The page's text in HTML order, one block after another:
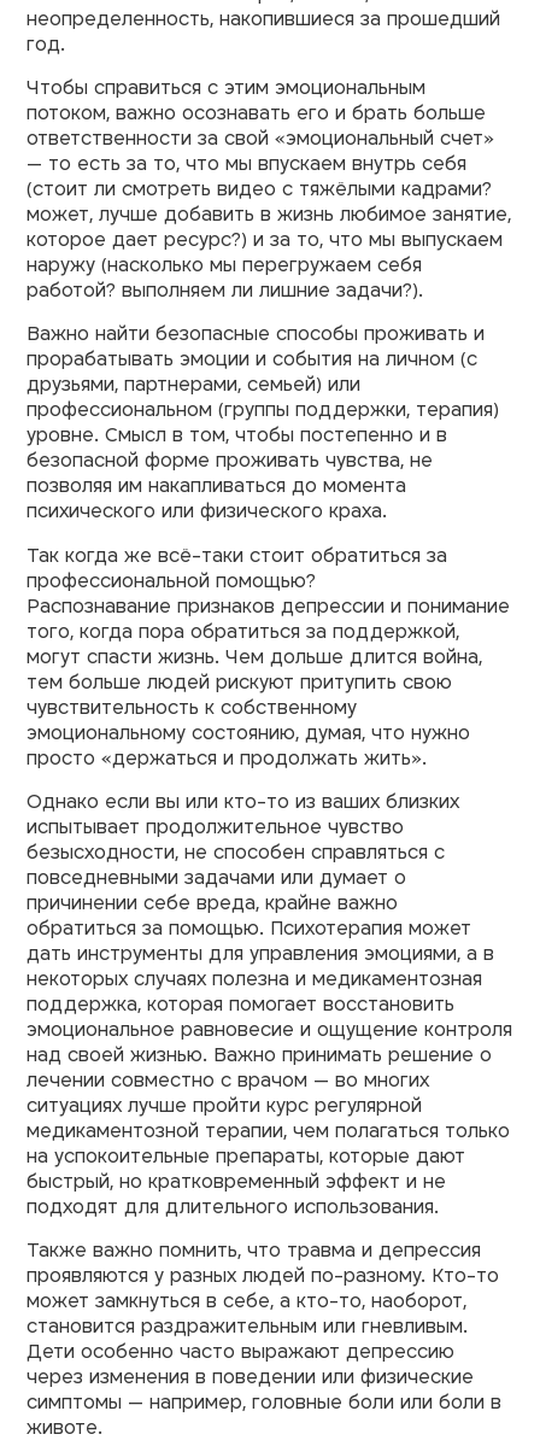
неопределенность, накопившиеся за прошедший
год.
Чтобы справиться с этим эмоциональным
потоком, важно осознавать его и брать больше
ответственности за свой «эмоциональный счет»
— то есть за то, что мы впускаем внутрь себя
(стоит ли смотреть видео с тяжёлыми кадрами?
может, лучше добавить в жизнь любимое занятие,
которое дает ресурс?) и за то, что мы выпускаем
наружу (насколько мы перегружаем себя
работой? выполняем ли лишние задачи?).
Важно найти безопасные способы проживать и
прорабатывать эмоции и события на личном (с
друзьями, партнерами, семьей) или
профессиональном (группы поддержки, терапия)
уровне. Смысл в том, чтобы постепенно и в
безопасной форме проживать чувства, не
позволяя им накапливаться до момента
психического или физического краха.
Так когда же всё-таки стоит обратиться за
профессиональной помощью?
Распознавание признаков депрессии и понимание
того, когда пора обратиться за поддержкой,
могут спасти жизнь. Чем дольше длится война,
тем больше людей рискуют притупить свою
чувствительность к собственному
эмоциональному состоянию, думая, что нужно
просто «держаться и продолжать жить».
Однако если вы или кто-то из ваших близких
испытывает продолжительное чувство
безысходности, не способен справляться с
повседневными задачами или думает о
причинении себе вреда, крайне важно
обратиться за помощью. Психотерапия может
дать инструменты для управления эмоциями, а в
некоторых случаях полезна и медикаментозная
поддержка, которая помогает восстановить
эмоциональное равновесие и ощущение контроля
над своей жизнью. Важно принимать решение о
лечении совместно с врачом — во многих
ситуациях лучше пройти курс регулярной
медикаментозной терапии, чем полагаться только
на успокоительные препараты, которые дают
быстрый, но кратковременный эффект и не
подходят для длительного использования.
Также важно помнить, что травма и депрессия
проявляются у разных людей по-разному. Кто-то
может замкнуться в себе, а кто-то, наоборот,
становится раздражительным или гневливым.
Дети особенно часто выражают депрессию
через изменения в поведении или физические
симптомы — например, головные боли или боли в
животе.